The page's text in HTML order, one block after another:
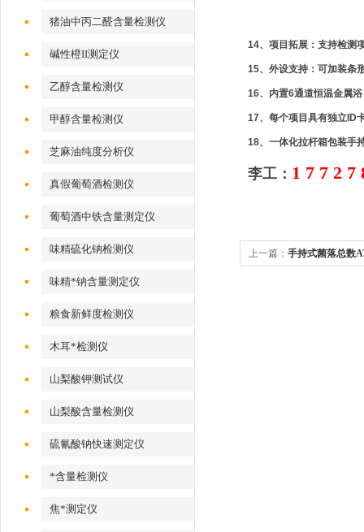
猪油中丙二醛含量检测仪
碱性橙II测定仪
乙醇含量检测仪
甲醇含量检测仪
芝麻油纯度分析仪
真假葡萄酒检测仪
葡萄酒中铁含量测定仪
味精硫化钠检测仪
味精*钠含量测定仪
粮食新鲜度检测仪
木耳*检测仪
山梨酸钾测试仪
山梨酸含量检测仪
硫氰酸钠快速测定仪
*含量检测仪
焦*测定仪
14、项目拓展：支持检测
15、外设支持：可加装条
16、内置6通道恒温金属
17、每个项目具有独立ID
18、一体化拉杆箱包装手
李工： 1 7 7 2 7
上一篇： 手持式菌落总数